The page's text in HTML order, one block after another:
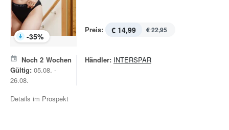
-35%
Preis: € 14,99 € 22,95
Noch 2 Wochen
Gültig: 05.08. -
26.08.
Händler: INTERSPAR
Details im Prospekt